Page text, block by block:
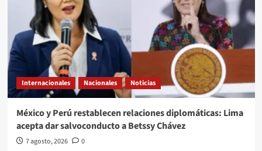
Internacionales Nacionales Noticias
México y Perú restablecen relaciones diplomáticas: Lima
acepta dar salvoconducto a Betssy Chávez
7 agosto, 2026 0